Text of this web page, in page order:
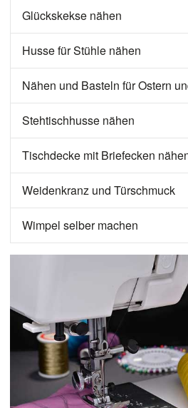
Glückskekse nähen
Husse für Stühle nähen
Nähen und Basteln für Ostern
Stehtischhusse nähen
Tischdecke mit Briefecken
Weidenkranz und Türschmuck
Wimpel selber machen